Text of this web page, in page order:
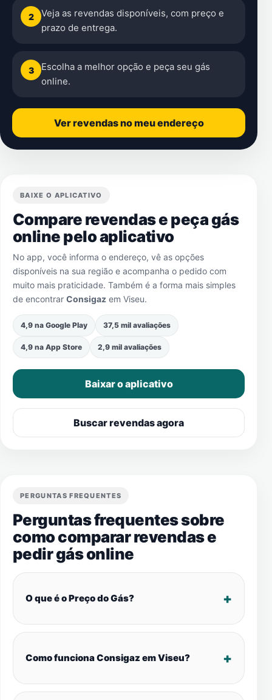
2
Veja as revendas disponíveis, com preço e
prazo de entrega.
3
Escolha a melhor opção e peça seu gás
online.
Ver revendas no meu endereço
BAIXE O APLICATIVO
Compare revendas e peça gás
online pelo aplicativo
No app, você informa o endereço, vê as opções
disponíveis na sua região e acompanha o pedido com
muito mais praticidade. Também é a forma mais simples
de encontrar Consigaz em Viseu.
4,9 na Google Play 37,5 mil avaliações
4,9 na App Store 2,9 mil avaliações
Baixar o aplicativo
Buscar revendas agora
PERGUNTAS FREQUENTES
Perguntas frequentes sobre
como comparar revendas e
pedir gás online
O que é o Preço do Gás?
Como funciona Consigaz em Viseu?